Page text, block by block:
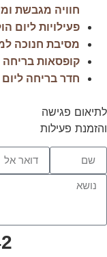
חוויה מגבשת
פעילויות ליום
מסיבת חנוכה
קופסאות
חדר בריחה
לתיאום פגישה
והזמנת פעילות